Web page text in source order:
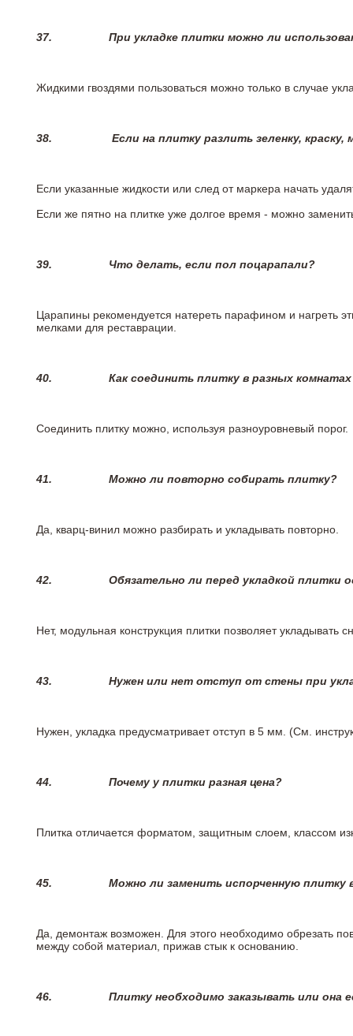
37. При укладке плитки можно ли
Жидкими гвоздями пользоваться можно только в случае
38. Если на плитку разлить зеленку,
Если указанные жидкости или след от маркера начать
Если же пятно на плитке уже долгое время - можно
39. Что делать, если пол поцарапали?
Царапины рекомендуется натереть парафином и нагреть
мелками для реставрации.
40. Как соединить плитку в разных
Соединить плитку можно, используя разноуровневый порог.
41. Можно ли повторно собирать плитку?
Да, кварц-винил можно разбирать и укладывать повторно.
42. Обязательно ли перед укладкой плитки
Нет, модульная конструкция плитки позволяет
43. Нужен или нет отступ от стены при
Нужен, укладка предусматривает отступ в 5 мм. (См.
44. Почему у плитки разная цена?
Плитка отличается форматом, защитным слоем, классом
45. Можно ли заменить испорченную плитку
Да, демонтаж возможен. Для этого необходимо обрезать
между собой материал, прижав стык к основанию.
46. Плитку необходимо заказывать или она